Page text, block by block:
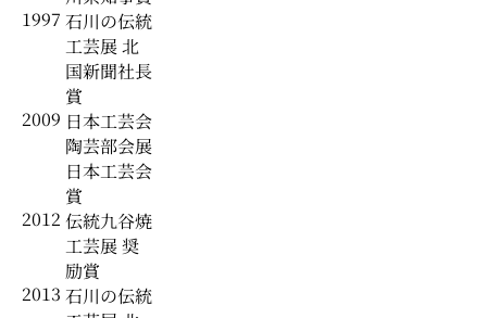
1997 石川の伝統
工芸展 北
国新聞社長
賞
2009 日本工芸会
陶芸部会展
日本工芸会
賞
2012 伝統九谷焼
工芸展 奨
励賞
2013 石川の伝統